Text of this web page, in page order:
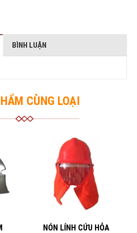
BÌNH LUẬN
CÙNG LOẠI
NÓN LÍNH CỨU HỎA